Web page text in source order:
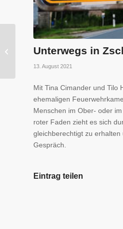
Unterwegs in
13. August 2021
Mit Tina Cimander und Tilo
ehemaligen
Menschen im Ober- oder
roter Faden zieht es sich
gleichberechtigt zu
Gespräch.
Eintrag teilen
Unsere
Elblandvorlandpflege